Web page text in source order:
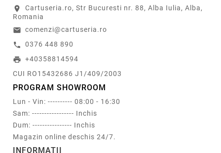
location_on
Cartuseria.ro, Str Bucuresti nr. 88, Alba Iulia, Alba,
Romania
email comenzi@cartuseria.ro
call 0376 448 890
print +40358814594
CUI RO15432686 J1/409/2003
PROGRAM SHOWROOM
Lun - Vin: ---------- 08:00 - 16:30
Sam: ----------------- Inchis
Dum: ---------------- Inchis
Magazin online deschis 24/7.
INFORMATII